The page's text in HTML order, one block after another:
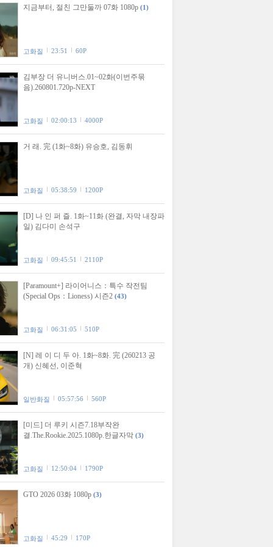
지금부터, 절친 그만둘까 07화 1080p (1)
고화질 23:51 60P
김부장 더 유니버스.01~02화(이번주묶
음).260801.720p-NEXT
고화질 02:00:13 4000P
거 래. 完 (1화~8화) 유승호, 김동휘
고화질 05:38:59 1200P
[D] 나 인 퍼 즐. 1화~11화 (완결, 자막 내장파
일) 김다미 손석구
고화질 09:45:51 2110P
[Paramount+] 라이어니스：특수 작전팀
(Special Ops：Lioness) 시즌2 (43)
고화질 06:31:05 510P
[N] 레 이 디 두 아. 1화~8화. 完 (260213 공
개) 신혜선, 이준혁
일반화질 05:57:56 560P
[미드] 더 루키 시즌7.18부작완
결.The.Rookie.2025.1080p.한글자막 (3)
고화질 12:50:04 1790P
GTO 2026 03화 1080p (3)
고화질 45:29 170P